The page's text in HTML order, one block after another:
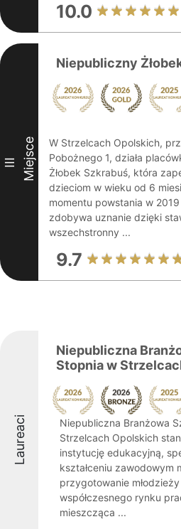
10.0
III Miejsce
Niepubliczny
W Strzelcach Opolskich,
Pobożnego 1, działa
Żłobek Szkrabuś, która
dzieciom w wieku od 6
momentu powstania w 2019
zdobywa uznanie dzięki
wszechstronny ...
9.7
Laureaci
Niepubliczna
Stopnia w
Niepubliczna Branżowa
Strzelcach Opolskich
instytucję edukacyjną,
kształceniu zawodowym
przygotowanie
współczesnego rynku
mieszcząca ...